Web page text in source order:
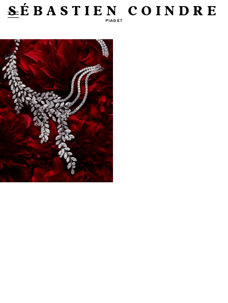
SÉBASTIEN COINDRE
PIAGET